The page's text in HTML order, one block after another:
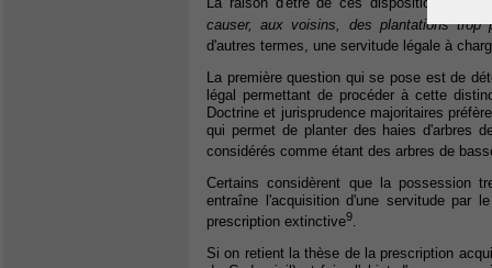
causer, aux voisins, des plantations
d'autres termes, une servitude légale à
La première question qui se pose est de
légal permettant de procéder à cette
Doctrine et jurisprudence majoritaires
qui permet de planter des haies d'arbres
considérés comme étant des arbres de
Certains considèrent que la possession
entraîne l'acquisition d'une servitude par
prescription extinctive9.
Si on retient la thèse de la prescription